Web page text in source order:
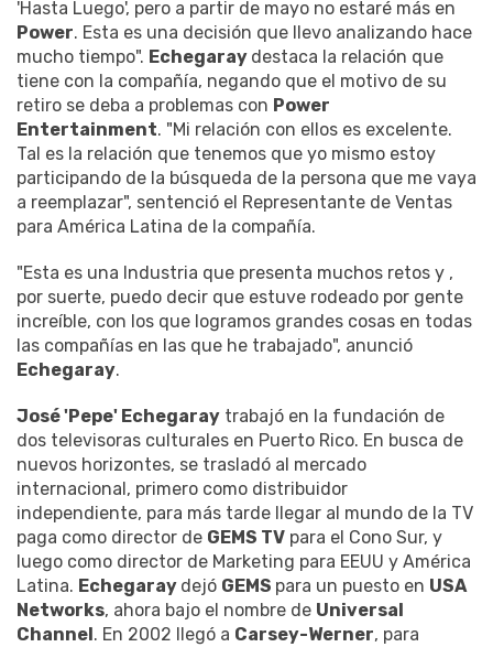
'Hasta Luego', pero a partir de mayo no estaré más en
Power. Esta es una decisión que llevo analizando hace
mucho tiempo". Echegaray destaca la relación que
tiene con la compañía, negando que el motivo de su
retiro se deba a problemas con Power
Entertainment. "Mi relación con ellos es excelente.
Tal es la relación que tenemos que yo mismo estoy
participando de la búsqueda de la persona que me vaya
a reemplazar", sentenció el Representante de Ventas
para América Latina de la compañía.
"Esta es una Industria que presenta muchos retos y ,
por suerte, puedo decir que estuve rodeado por gente
increíble, con los que logramos grandes cosas en todas
las compañías en las que he trabajado", anunció
Echegaray.
José 'Pepe' Echegaray trabajó en la fundación de
dos televisoras culturales en Puerto Rico. En busca de
nuevos horizontes, se trasladó al mercado
internacional, primero como distribuidor
independiente, para más tarde llegar al mundo de la TV
paga como director de GEMS TV para el Cono Sur, y
luego como director de Marketing para EEUU y América
Latina. Echegaray dejó GEMS para un puesto en USA
Networks, ahora bajo el nombre de Universal
Channel. En 2002 llegó a Carsey-Werner, para